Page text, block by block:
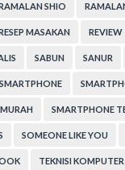
SHIO
MASAKAN REVIEW
SABUN SANUR
SMARTPHONE
SMARTPHONE
SOMEONE LIKE YOU
TEKNISI KOMPUTER